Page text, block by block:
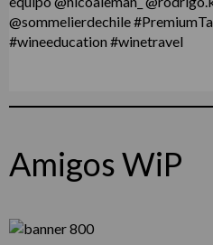
Amigos WiP